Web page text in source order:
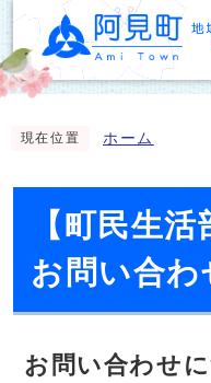
現在位置 ホーム
【町民生
お問い合わ
お問い合わせ